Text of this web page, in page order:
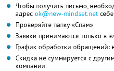
Чтобы получить письмо,
адрес ok@new-mindset.net
Проверяйте папку «Спам»
Заявки принимаются только в
График обработки обращений:
Скидка не суммируется с
компании